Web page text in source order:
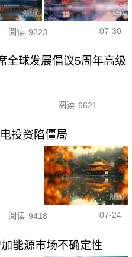
阅读 9223 07-30
全球发展倡议5周年高级
阅读 6621
投资陷僵局
阅读 9418 07-24
能源市场不确定性